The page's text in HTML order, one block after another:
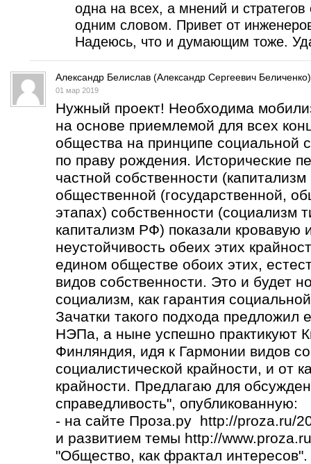
одна на всех, а мнений и стратегов
одним словом. Привет от
Надеюсь, что и думающим тоже.
Александр Белислав (Александр Сергеевич Беличенко)
01 мар 2019
Нужный проект! Необходима
на основе приемлемой для всех
общества на принципе социальной
по праву рождения. Исторические
частной собственности
общественной (государственной,
этапах) собственности (социализм
капитализм РФ) показали кровавую
неустойчивость обеих этих
едином обществе обоих этих,
видов собственности. Это и будет
социализм, как гарантия
Зачатки такого подхода
НЭПа, а ныне успешно практикуют
Финляндия, идя к Гармонии видов
социалистической крайности, и от
крайности. Предлагаю для
справедливость", опубликованную:
- на сайте Проза.ру http://proza.ru/
и развитием темы http://
"Общество, как фрактал интересов".